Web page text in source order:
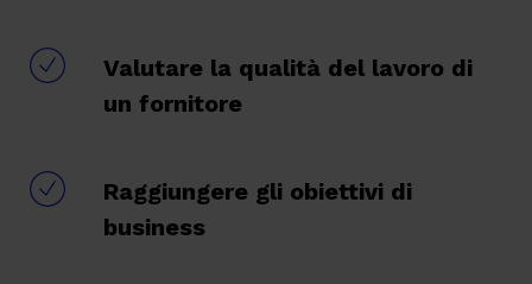
Valutare la qualità del lavoro di
un fornitore
Raggiungere gli obiettivi di
business